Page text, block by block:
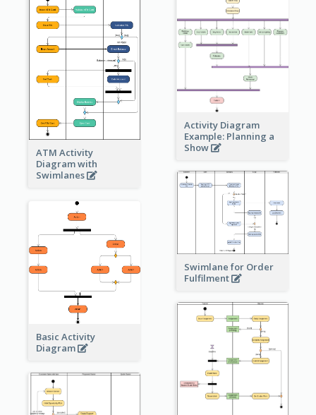
ATM Activity
Diagram with
Swimlanes
Activity Diagram
Example: Planning a
Show
Swimlane for Order
Fulfilment
Basic Activity
Diagram